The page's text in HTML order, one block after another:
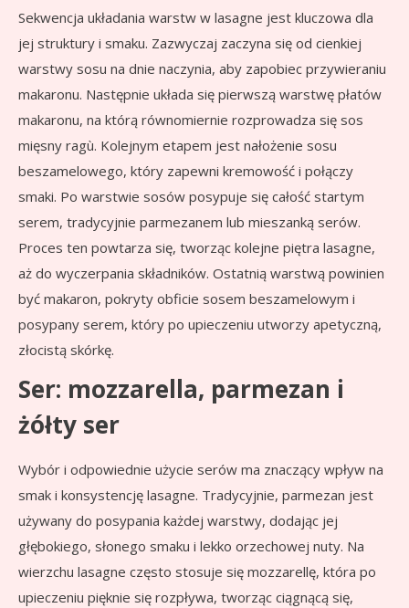
Sekwencja układania warstw w lasagne jest kluczowa dla
jej struktury i smaku. Zazwyczaj zaczyna się od cienkiej
warstwy sosu na dnie naczynia, aby zapobiec przywieraniu
makaronu. Następnie układa się pierwszą warstwę płatów
makaronu, na którą równomiernie rozprowadza się sos
mięsny ragù. Kolejnym etapem jest nałożenie sosu
beszamelowego, który zapewni kremowość i połączy
smaki. Po warstwie sosów posypuje się całość startym
serem, tradycyjnie parmezanem lub mieszanką serów.
Proces ten powtarza się, tworząc kolejne piętra lasagne,
aż do wyczerpania składników. Ostatnią warstwą powinien
być makaron, pokryty obficie sosem beszamelowym i
posypany serem, który po upieczeniu utworzy apetyczną,
złocistą skórkę.
Ser: mozzarella, parmezan i
żółty ser
Wybór i odpowiednie użycie serów ma znaczący wpływ na
smak i konsystencję lasagne. Tradycyjnie, parmezan jest
używany do posypania każdej warstwy, dodając jej
głębokiego, słonego smaku i lekko orzechowej nuty. Na
wierzchu lasagne często stosuje się mozzarellę, która po
upieczeniu pięknie się rozpływa, tworząc ciągnącą się,